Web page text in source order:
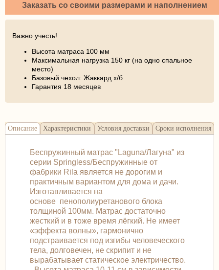
Заказать со своими размерами и наполнением
Важно учесть!
Высота матраса 100 мм
Максимальная нагрузка 150 кг (на одно спальное
место)
Базовый чехол: Жаккард х/б
Гарантия 18 месяцев
Описание Характеристики Условия доставки Сроки исполнения
Беспружинный матрас "Laguna/Лагуна" из
серии Springless/Беспружинные от
фабрики Rila является не дорогим и
практичным вариантом для дома и дачи.
Изготавливается на
основе пенополиуретанового блока
толщиной 100мм. Матрас достаточно
жесткий и в тоже время лёгкий. Не имеет
«эффекта волны», гармонично
подстраивается под изгибы человеческого
тела, долговечен, не скрипит и не
вырабатывает статическое электричество.